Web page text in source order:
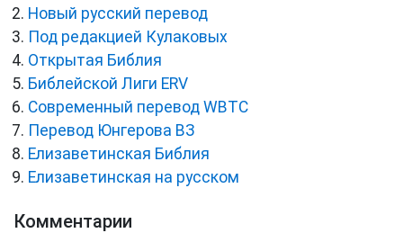
Новый русский перевод
Под редакцией Кулаковых
Открытая Библия
Библейской Лиги ERV
Cовременный перевод WBTC
Перевод Юнгерова ВЗ
Елизаветинская Библия
Елизаветинская на русском
Комментарии